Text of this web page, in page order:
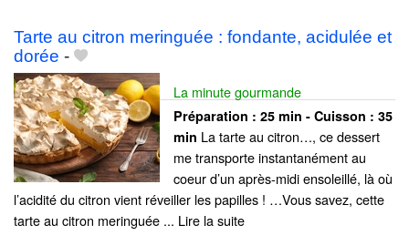
Tarte au citron meringuée : fondante, acidulée et
dorée -
La minute gourmande
Préparation : 25 min - Cuisson : 35
min La tarte au citron…, ce dessert
me transporte instantanément au
coeur d’un après-midi ensoleillé, là où
l’acidité du citron vient réveiller les papilles ! …Vous savez, cette
tarte au citron meringuée ... Lire la suite